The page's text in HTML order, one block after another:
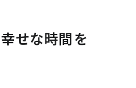
幸せな時間を